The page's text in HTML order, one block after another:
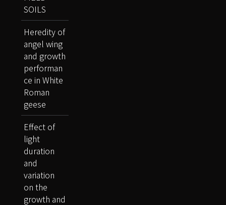
SOILS
Heredity of
angel wing
and growth
performan
ce in White
Roman
geese
Effect of
light
duration
and
variation
on the
growth and